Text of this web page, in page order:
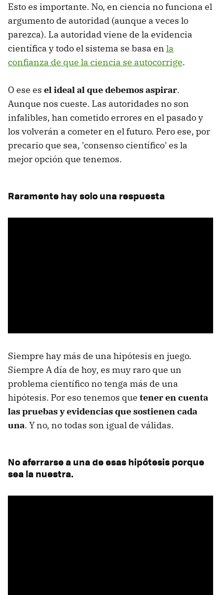
Esto es importante. No, en ciencia no funciona el
argumento de autoridad (aunque a veces lo
parezca). La autoridad viene de la evidencia
científica y todo el sistema se basa en la
confianza de que la ciencia se autocorrige.
O ese es el ideal al que debemos aspirar.
Aunque nos cueste. Las autoridades no son
infalibles, han cometido errores en el pasado y
los volverán a cometer en el futuro. Pero ese, por
precario que sea, 'consenso científico' es la
mejor opción que tenemos.
Raramente hay solo una respuesta
Siempre hay más de una hipótesis en juego.
Siempre A día de hoy, es muy raro que un
problema científico no tenga más de una
hipótesis. Por eso tenemos que tener en cuenta
las pruebas y evidencias que sostienen cada
una. Y no, no todas son igual de válidas.
No aferrarse a una de esas hipótesis porque
sea la nuestra.